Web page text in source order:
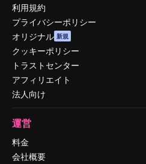
利用規約
プライバシーポリシー
オリジナル 新規
クッキーポリシー
トラストセンター
アフィリエイト
法人向け
運営
料金
会社概要